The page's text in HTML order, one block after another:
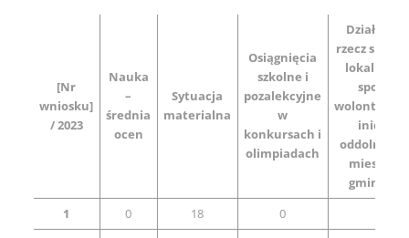
[Nr
wniosku]
/ 2023
Nauka
–
średnia
ocen
Sytuacja
materialna
Osiągnięcia
szkolne i
pozalekcyjne
w
konkursach i
olimpiadach
rzecz
lokalnej,
oddolna na
gminy
1
0 18 0